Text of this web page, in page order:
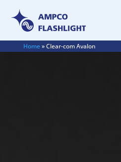
Home»Clear-com Avalon